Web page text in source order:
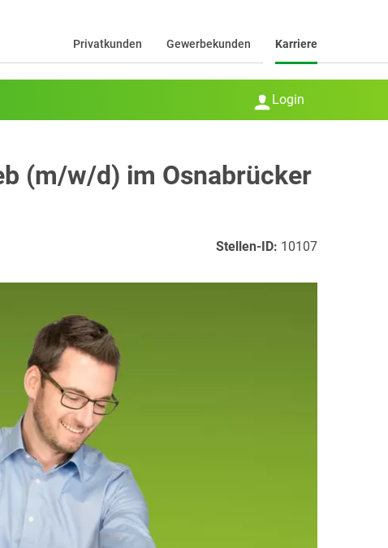
Privatkunden Gewerbekunden Karriere
Login
(m/w/d) im Osnabrücker
Stellen-ID: 10107